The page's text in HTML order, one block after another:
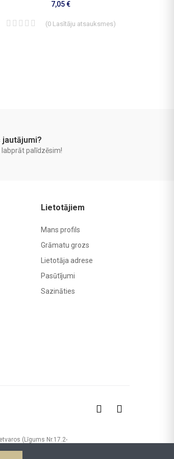
7,05 €
(0Lasītāju atsauksmes)
jautājumi?
palīdzēsim!
Lietotājiem
Mans profils
Grāmatu grozs
Lietotāja adrese
Pasūtījumi
Sazināties
(Līgums Nr.17.2-